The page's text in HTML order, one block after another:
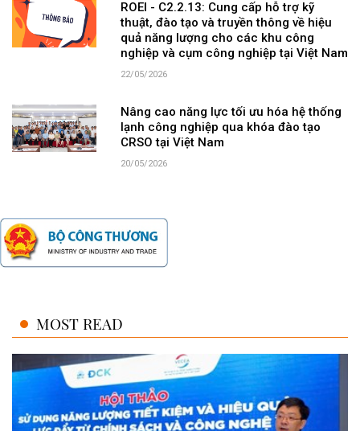
ROEI - C2.2.13: Cung cấp hỗ trợ kỹ
thuật, đào tạo và truyền thông về hiệu
quả năng lượng cho các khu công
nghiệp và cụm công nghiệp tại Việt Nam
22/05/2026
Nâng cao năng lực tối ưu hóa hệ thống
lạnh công nghiệp qua khóa đào tạo
CRSO tại Việt Nam
20/05/2026
MOST READ